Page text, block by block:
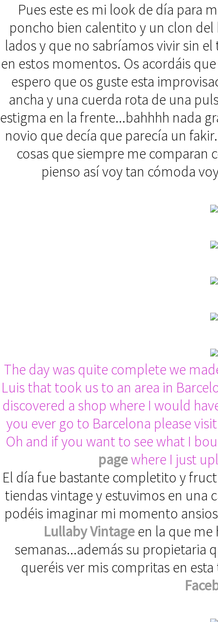
Pues este es mi look de día para
poncho bien calentito y un clon del
lados y que no sabríamos vivir sin
en estos momentos. Os acordáis
espero que os guste esta
ancha y una cuerda rota de una
estigma en la frente...bahhhh nada
novio que decía que parecía un
cosas que siempre me comparan
pienso así voy tan cómoda
The day was quite complete we
Luis that took us to an area in
discovered a shop where I would
you ever go to Barcelona please
Oh and if you want to see what I
pagewhere I just
El día fue bastante completito y
tiendas vintage y estuvimos en una
podéis imaginar mi momento
Lullaby Vintageen la que me
semanas...además su propietaria
queréis ver mis compritas en